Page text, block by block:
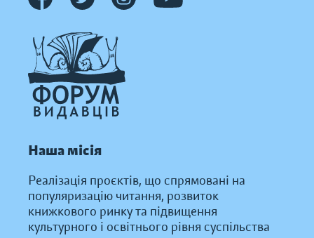
Наша місія
Реалізація проєктів, що спрямовані на
популяризацію читання, розвиток
книжкового ринку та підвищення
культурного і освітнього рівня суспільства